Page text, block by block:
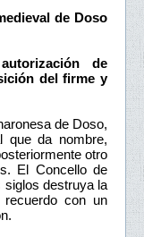
de Doso
de
del firme y
de Doso,
que da nombre,
otro
El Concello de
siglos destruya la
con un